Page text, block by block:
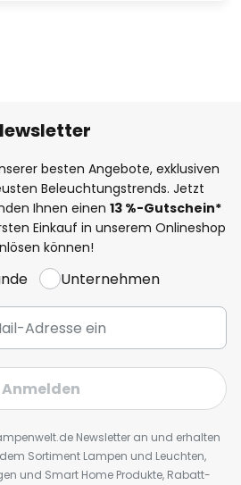
besten Angebote, exklusiven
Beleuchtungstrends. Jetzt
Ihnen einen 13 %-Gutschein*
Einkauf in unserem Onlineshop
können!
Unternehmen
Anmelden
Newsletter an und erhalten
Sortiment Lampen und Leuchten,
und Smart Home Produkte, Rabatt-